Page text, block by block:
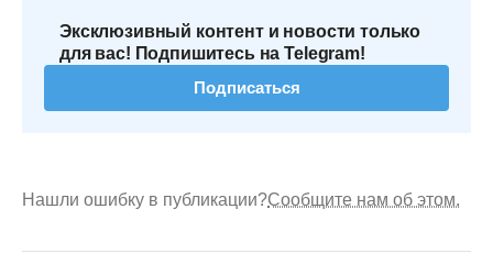
Эксклюзивный контент и новости только
для вас! Подпишитесь на Telegram!
Подписаться
Нашли ошибку в публикации?Сообщите нам об этом.